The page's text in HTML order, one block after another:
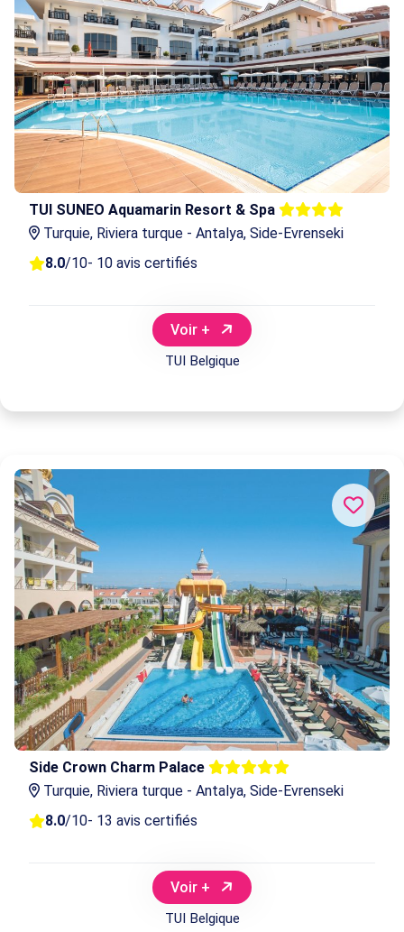
TUI SUNEO Aquamarin Resort & Spa
Turquie, Riviera turque - Antalya, Side-Evrenseki
8.0/10- 10 avis certifiés
Voir +
TUI Belgique
Side Crown Charm Palace
Turquie, Riviera turque - Antalya, Side-Evrenseki
8.0/10- 13 avis certifiés
Voir +
TUI Belgique